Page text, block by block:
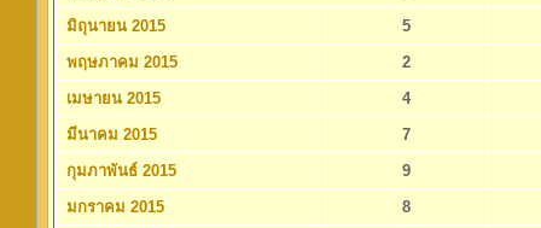
มิถุนายน 2015
5
พฤษภาคม 2015
2
เมษายน 2015
4
มีนาคม 2015
7
กุมภาพันธ์ 2015
9
มกราคม 2015
8